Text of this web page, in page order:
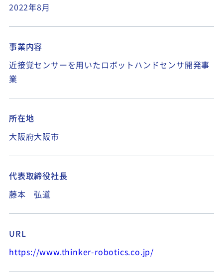
2022年8月
事業内容
近接覚センサーを用いたロボットハンドセンサ開発事
業
所在地
大阪府大阪市
代表取締役社長
藤本 弘道
URL
https://www.thinker-robotics.co.jp/